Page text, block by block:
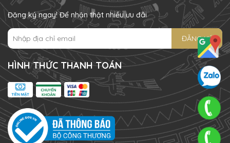
Đăng ký ngay! Để nhận thật nhiều ưu đãi
ĐĂNG KÝ
HÌNH THỨC THANH TOÁN